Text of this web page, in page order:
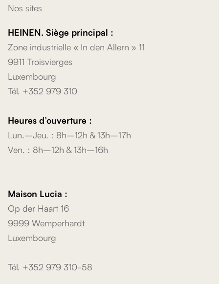
Nos sites
HEINEN. Siège principal :
Zone industrielle « In den Allern » 11
9911 Troisvierges
Luxembourg
Tél. +352 979 310
Heures d’ouverture :
Lun.–Jeu. : 8h–12h & 13h–17h
Ven. : 8h–12h & 13h–16h
Maison Lucia :
Op der Haart 16
9999 Wemperhardt
Luxembourg
Tél. +352 979 310-58